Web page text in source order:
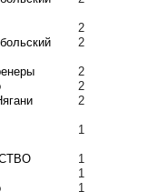
2
2
2
2
2
1
1
1
1